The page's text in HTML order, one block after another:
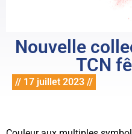
Nouvelle
TCN
// 17 juillet 2023 //